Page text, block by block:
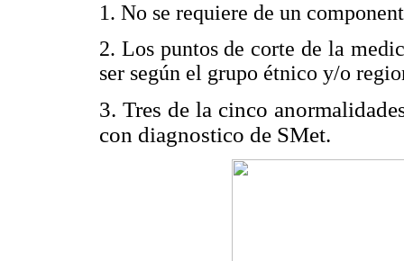
1. No se requiere de un
2. Los puntos de corte de la
ser según el grupo étnico y/o
3. Tres de la cinco
con diagnostico de SMet.